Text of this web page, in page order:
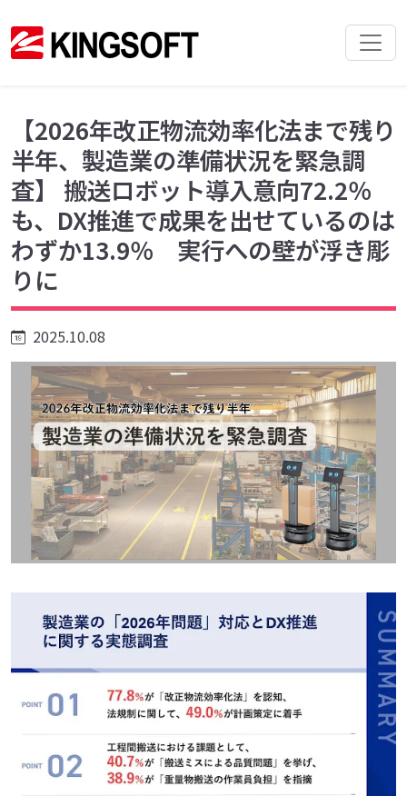
【2026年改正物流効率化法まで残り
半年、製造業の準備状況を緊急調
査】 搬送ロボット導入意向72.2％
も、DX推進で成果を出せているのは
わずか13.9％ 実行への壁が浮き彫
りに
2025.10.08